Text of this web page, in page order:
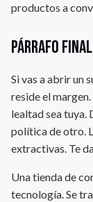
productos a
Párrafo
Si vas a abrir un
reside el
lealtad sea tuya.
política de otro.
extractivas. Te
Una tienda de
tecnología. Se